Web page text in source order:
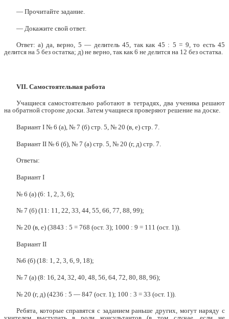
— Прочитайте задание.
— Докажите свой ответ.
Ответ: а) да, верно, 5 — делитель 45, так как 45 : 5 = 9, то есть 45
делится на 5 без остатка; д) не верно, так как 6 не делится на 12 без остатка.
VII. Самостоятельная работа
Учащиеся самостоятельно работают в тетрадях, два ученика решают
на обратной стороне доски. Затем учащиеся проверяют решение на доске.
Вариант I № 6 (а), № 7 (б) стр. 5, № 20 (в, е) стр. 7.
Вариант II № 6 (б), № 7 (а) стр. 5, № 20 (г, д) стр. 7.
Ответы:
Вариант I
№ 6 (а) (6: 1, 2, 3, 6);
№ 7 (б) (11: 11, 22, 33, 44, 55, 66, 77, 88, 99);
№ 20 (в, е) (3843 : 5 = 768 (ост. 3); 1000 : 9 = 111 (ост. 1)).
Вариант II
№6 (б) (18: 1, 2, 3, 6, 9, 18);
№ 7 (а) (8: 16, 24, 32, 40, 48, 56, 64, 72, 80, 88, 96);
№ 20 (г, д) (4236 : 5 — 847 (ост. 1); 100 : 3 = 33 (ост. 1)).
Ребята, которые справятся с заданием раньше других, могут наряду с